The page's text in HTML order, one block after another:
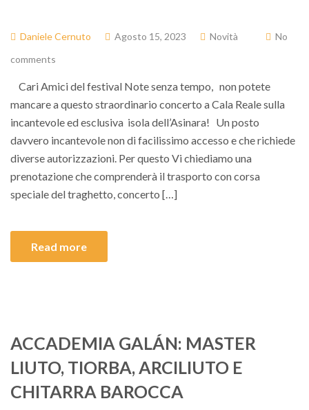
Daniele Cernuto Agosto 15, 2023 Novità
No
comments
Cari Amici del festival Note senza tempo, non potete
mancare a questo straordinario concerto a Cala Reale sulla
incantevole ed esclusiva isola dell’Asinara! Un posto
davvero incantevole non di facilissimo accesso e che richiede
diverse autorizzazioni. Per questo Vi chiediamo una
prenotazione che comprenderà il trasporto con corsa
speciale del traghetto, concerto […]
Read more
ACCADEMIA GALÁN: MASTER
LIUTO, TIORBA, ARCILIUTO E
CHITARRA BAROCCA